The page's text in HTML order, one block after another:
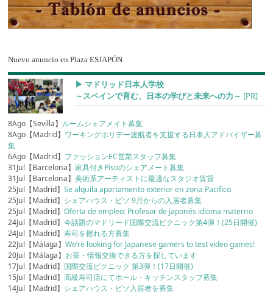
Nuevo anuncio en Plaza ESJAPÓN
▶︎ マドリッド日本人学校
～スペインで育む、日本の学びと未来への力～ [PR]
8Ago【Sevilla】 ルームシェアメイト募集
8Ago【Madrid】 ワーキングホリデー渡航者を支援する日本人アドバイザー募
集
6Ago【Madrid】 ファッションEC営業スタッフ募集
31Jul【Barcelona】家具付きPisoのシェアメート募集
31Jul【Barcelona】美術系アーティストに最適なスタジオ賃貸
25Jul【Madrid】Se alquila apartamento exterior en zona Pacifico
25Jul【Madrid】 シェアハウス・ピソ 9月からの入居者募集
25Jul【Madrid】Oferta de empleo: Profesor de japonés idioma materno
24Jul【Madrid】今話題のマドリード国際交流ピクニック第4弾！(25日開催)
24Jul【Madrid】寿司を握れる方募集
22Jul【Málaga】We’re looking for Japanese gamers to test video games!
20Jul【Málaga】 お茶・情報交換できる方を探しています
17Jul【Madrid】 国際交流ピクニック 第3弾！(17日開催)
15Jul【Madrid】高級寿司店にてホール・キッチンスタッフ募集
14Jul【Madrid】 シェアハウス・ピソ入居者を募集